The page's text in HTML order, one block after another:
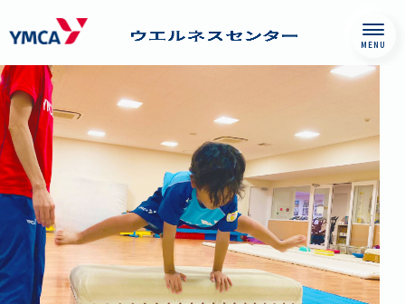
Skip
to
content
神戸YMCAファミリ
ーウエルネスセン
ター
したい何かがみつ
かり、誰かとつな
がる。私がよくな
る、かけがえのな
い場所。神戸YMCA
ファミリーウエル
ネスセンターで
は、ウエルネスと
いう領域から一人
ジムナスティックスプログラム一覧
プログラム 対象
ジムキッズ 年少～年中
ファミリーウエルネスセンターワッペン
一覧